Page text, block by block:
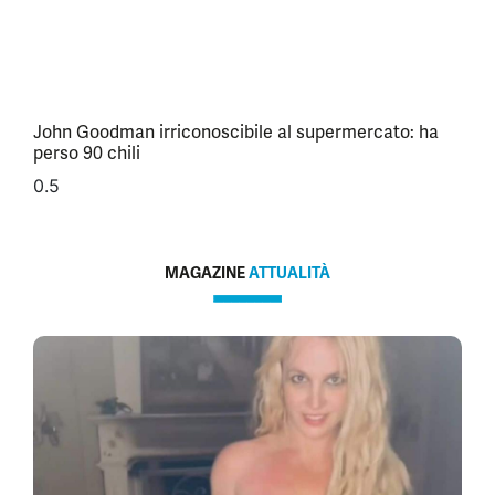
John Goodman irriconoscibile al supermercato: ha
perso 90 chili
MAGAZINEATTUALITÀ